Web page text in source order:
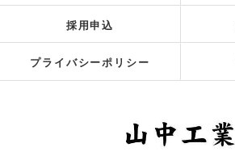
採用申込
プライバシーポリシー